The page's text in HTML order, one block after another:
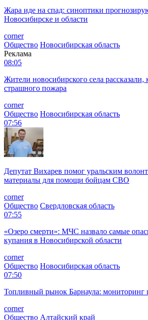
Жара иде на спад: синоптики
Новосибирске и области
corner
Общество Новосибирская область
Реклама
08:05
Жители новосибирского села рассказали,
страшного пожара
corner
Общество Новосибирская область
07:56
Депутат Вихарев помог уральским
материалы для помощи бойцам СВО
corner
Общество Свердловская область
07:55
«Озеро смерти»: МЧС назвало самые
купания в Новосибирской области
corner
Общество Новосибирская область
07:50
Топливный рынок Барнаула: мониторинг
corner
Общество Алтайский край